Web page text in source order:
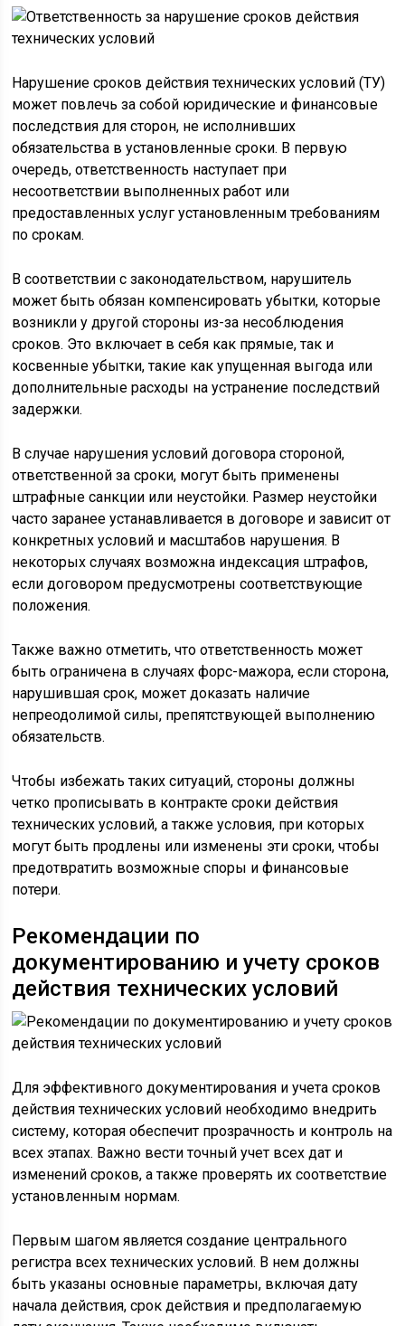
Нарушение сроков действия технических условий (ТУ)
может повлечь за собой юридические и финансовые
последствия для сторон, не исполнивших
обязательства в установленные сроки. В первую
очередь, ответственность наступает при
несоответствии выполненных работ или
предоставленных услуг установленным требованиям
по срокам.
В соответствии с законодательством, нарушитель
может быть обязан компенсировать убытки, которые
возникли у другой стороны из-за несоблюдения
сроков. Это включает в себя как прямые, так и
косвенные убытки, такие как упущенная выгода или
дополнительные расходы на устранение последствий
задержки.
В случае нарушения условий договора стороной,
ответственной за сроки, могут быть применены
штрафные санкции или неустойки. Размер неустойки
часто заранее устанавливается в договоре и зависит от
конкретных условий и масштабов нарушения. В
некоторых случаях возможна индексация штрафов,
если договором предусмотрены соответствующие
положения.
Также важно отметить, что ответственность может
быть ограничена в случаях форс-мажора, если сторона,
нарушившая срок, может доказать наличие
непреодолимой силы, препятствующей выполнению
обязательств.
Чтобы избежать таких ситуаций, стороны должны
четко прописывать в контракте сроки действия
технических условий, а также условия, при которых
могут быть продлены или изменены эти сроки, чтобы
предотвратить возможные споры и финансовые
потери.
Рекомендации по
документированию и учету сроков
действия технических условий
Для эффективного документирования и учета сроков
действия технических условий необходимо внедрить
систему, которая обеспечит прозрачность и контроль на
всех этапах. Важно вести точный учет всех дат и
изменений сроков, а также проверять их соответствие
установленным нормам.
Первым шагом является создание центрального
регистра всех технических условий. В нем должны
быть указаны основные параметры, включая дату
начала действия, срок действия и предполагаемую